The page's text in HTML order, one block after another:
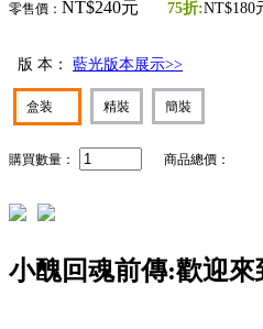
零售價： NT$240元 75折:NT$180
版 本： 藍光版本展示>>
盒装 精裝 簡裝
購買數量： 商品總價：
小醜回魂前傳:歡迎來